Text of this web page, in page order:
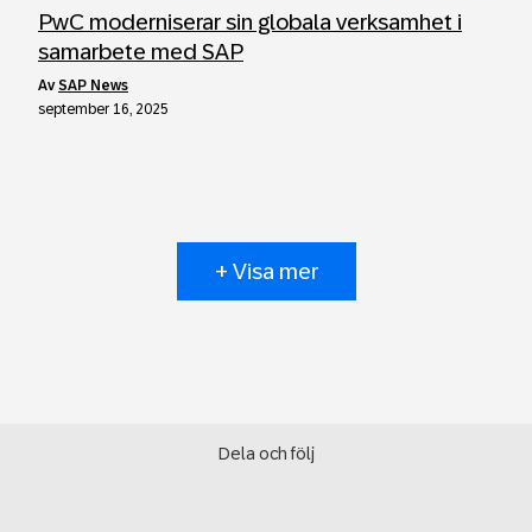
PwC moderniserar sin globala verksamhet i
samarbete med SAP
avSAP News
september 16, 2025
+ Visa mer
Dela och följ